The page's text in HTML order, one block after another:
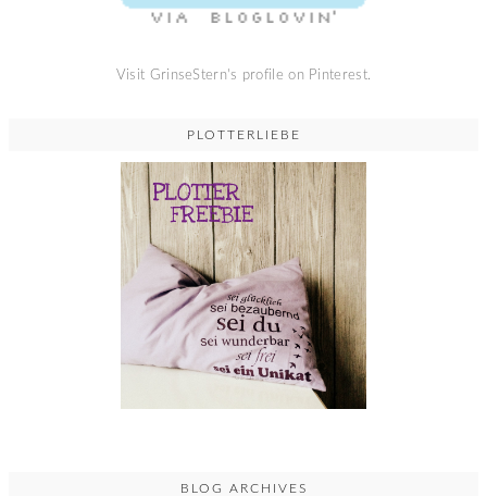
Visit GrinseStern's profile on Pinterest.
PLOTTERLIEBE
BLOG ARCHIVES